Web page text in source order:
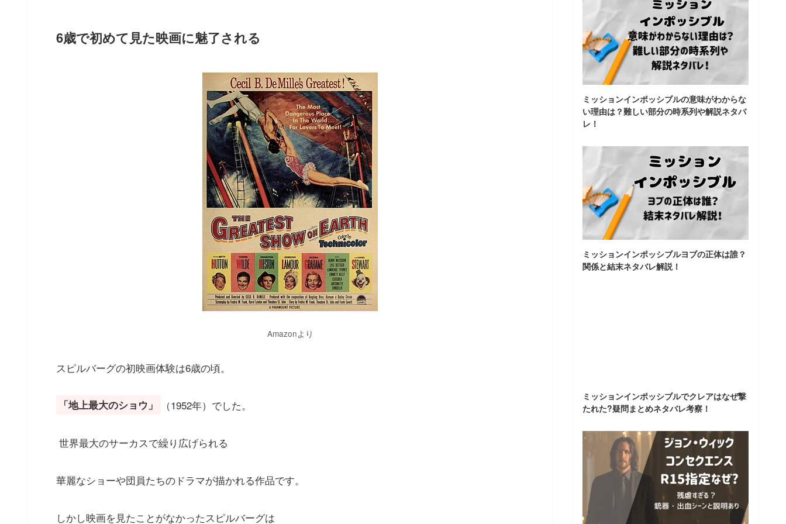
6歳で初めて見た映画に魅了される
Amazonより
スピルバーグの初映画体験は6歳の頃。
「地上最大のショウ」 （1952年）でした。
世界最大のサーカスで繰り広げられる
華麗なショーや団員たちのドラマが描かれる作品です。
しかし映画を見たことがなかったスピルバーグは
ミッションインポッシブルの意味がわからな
い理由は？難しい部分の時系列や解説ネタバ
レ！
ミッションインポッシブルヨブの正体は誰？
関係と結末ネタバレ解説！
ミッションインポッシブルでクレアはなぜ撃
たれた?疑問まとめネタバレ考察！